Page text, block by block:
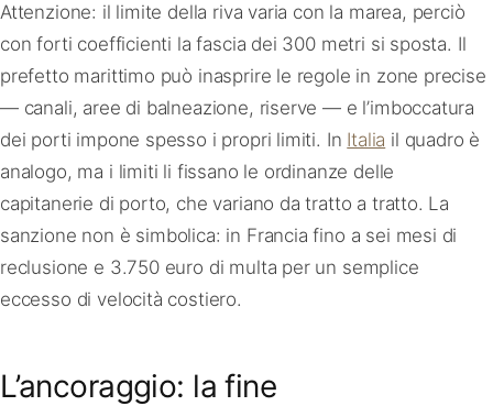
Attenzione: il limite della riva varia con la marea, perciò
con forti coefficienti la fascia dei 300 metri si sposta. Il
prefetto marittimo può inasprire le regole in zone precise
— canali, aree di balneazione, riserve — e l’imboccatura
dei porti impone spesso i propri limiti. In Italia il quadro è
analogo, ma i limiti li fissano le ordinanze delle
capitanerie di porto, che variano da tratto a tratto. La
sanzione non è simbolica: in Francia fino a sei mesi di
reclusione e 3.750 euro di multa per un semplice
eccesso di velocità costiero.
L’ancoraggio: la fine